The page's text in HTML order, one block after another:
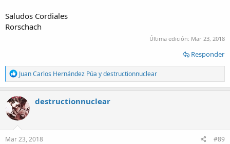
Saludos Cordiales
Rorschach
Última edición: Mar 23, 2018
Responder
R
e
a
c
t
i
o
n
s
Juan Carlos Hernández Púa ydestructionnuclear
destructionnuclear
Mar 23, 2018 #89